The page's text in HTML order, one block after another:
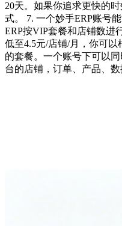
20天。如果你追求更快的
式。 7. 一个妙手ERP账号
ERP按VIP套餐和店铺数进
低至4.5元/店铺/月，你可
的套餐。一个账号下可以
台的店铺，订单、产品、